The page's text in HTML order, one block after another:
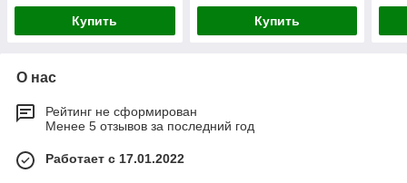
Купить Купить
О нас
Рейтинг не сформирован
Менее 5 отзывов за последний год
Работает с 17.01.2022